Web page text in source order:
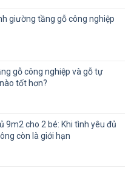
giường tầng gỗ công nghiệp
gỗ công nghiệp và gỗ tự
tốt hơn?
9m2 cho 2 bé: Khi tình yêu đủ
còn là giới hạn